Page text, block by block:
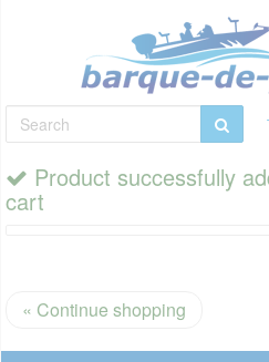
Product successfully
cart
« Continue shopping